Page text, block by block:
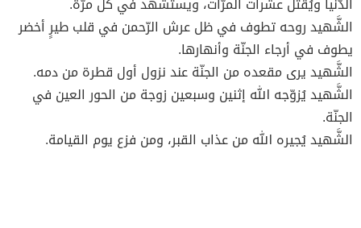
الشَّهيد روحه تطوف في ظل عرش الرّحمن في قلب طيرٍ أخضر
يطوف في أرجاء الجنّة وأنهارها.
الشَّهيد يرى مقعده من الجنّة عند نزول أول قطرة من دمه.
الشَّهيد يُزوّجه الله إثنين وسبعين زوجة من الحور العين في
الجنّة.
الشَّهيد يُجيره الله من عذاب القبر، ومن فزع يوم القيامة.